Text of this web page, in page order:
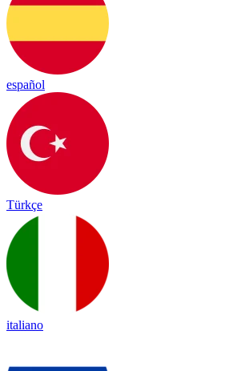
español
Türkçe
italiano